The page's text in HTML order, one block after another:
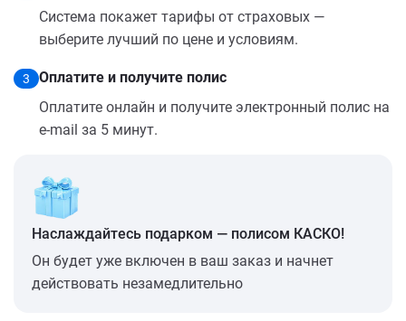
Система покажет тарифы от страховых —
выберите лучший по цене и условиям.
3
Оплатите и получите полис
Оплатите онлайн и получите электронный полис на
e-mail за 5 минут.
Наслаждайтесь подарком — полисом КАСКО!
Он будет уже включен в ваш заказ и начнет
действовать незамедлительно